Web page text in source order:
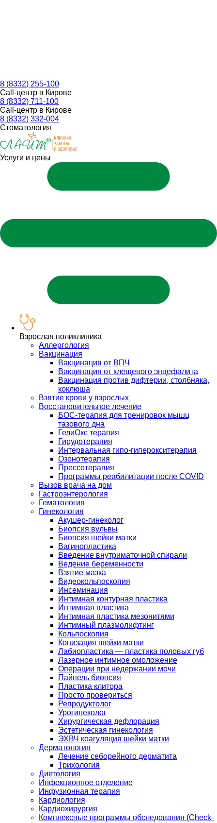
8 (8332) 255-100
Call-центр в Кирове
8 (8332) 711-100
Call-центр в Кирове
8 (8332) 332-004
Стоматология
Услуги и цены
Взрослая поликлиника
Аллергология
Вакцинация
Вакцинация от ВПЧ
Вакцинация от клещевого энцефалита
Вакцинация против дифтерии, столбняка,
коклюша
Взятие крови у взрослых
Восстановительное лечение
БОС-терапия для тренировок мышц
тазового дна
ГелиОкс терапия
Гирудотерапия
Интервальная гипо-гиперокситерапия
Озонотерапия
Прессотерапия
Программы реабилитации после СOVID
Вызов врача на дом
Гастроэнтерология
Гематология
Гинекология
Акушер-гинеколог
Биопсия вульвы
Биопсия шейки матки
Вагинопластика
Введение внутриматочной спирали
Ведение беременности
Взятие мазка
Видеокольпоскопия
Инсеминация
Интимная контурная пластика
Интимная пластика
Интимная пластика мезонитями
Интимный плазмолифтинг
Кольпоскопия
Конизация шейки матки
Лабиопластика — пластика половых губ
Лазерное интимное омоложение
Операции при недержании мочи
Пайпель биопсия
Пластика клитора
Просто провериться
Репродуктолог
Урогинеколог
Хирургическая дефлорация
Эстетическая гинекология
ЭХВЧ коагуляция шейки матки
Дерматология
Лечение себорейного дерматита
Трихология
Диетология
Инфекционное отделение
Инфузионная терапия
Кардиология
Кардиохирургия
Комплексные программы обследования (Check-